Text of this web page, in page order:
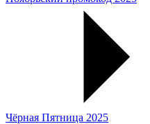
Чёрная Пятница 2025